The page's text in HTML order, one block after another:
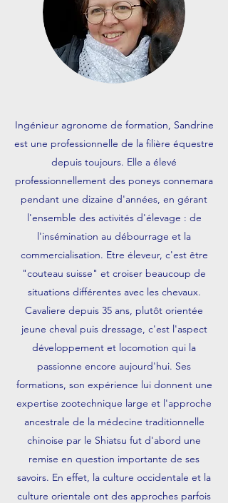
Ingénieur agronome de formation, Sandrine
est une professionnelle de la filière équestre
depuis toujours. Elle a élevé
professionnellement des poneys connemara
pendant une dizaine d'années, en gérant
l'ensemble des activités d'élevage : de
l'insémination au débourrage et la
commercialisation. Etre éleveur, c'est être
"couteau suisse" et croiser beaucoup de
situations différentes avec les chevaux.
Cavaliere depuis 35 ans, plutôt orientée
jeune cheval puis dressage, c'est l'aspect
développement et locomotion qui la
passionne encore aujourd'hui. Ses
formations, son expérience lui donnent une
expertise zootechnique large et l'approche
ancestrale de la médecine traditionnelle
chinoise par le Shiatsu fut d'abord une
remise en question importante de ses
savoirs. En effet, la culture occidentale et la
culture orientale ont des approches parfois